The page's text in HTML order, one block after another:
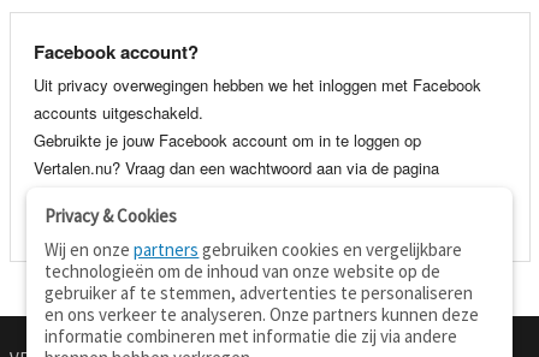
Facebook account?
Uit privacy overwegingen hebben we het inloggen met Facebook
accounts uitgeschakeld.
Gebruikte je jouw Facebook account om in te loggen op
Vertalen.nu? Vraag dan een wachtwoord aan via de pagina
je e-mail adres en wachtwoord.
Privacy & Cookies
Wij en onzepartners gebruiken cookies en vergelijkbare
technologieën om de inhoud van onze website op de
gebruiker af te stemmen, advertenties te personaliseren
en ons verkeer te analyseren. Onze partners kunnen deze
informatie combineren met informatie die zij via andere